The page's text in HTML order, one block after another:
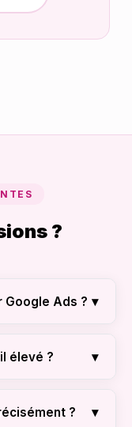
?
Google Ads ? ▾
de 500$ à
de
élevé ? ▾
de
de destination
? ▾